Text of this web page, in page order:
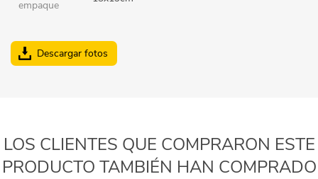
empaque
Descargar fotos
LOS CLIENTES QUE COMPRARON ESTE
PRODUCTO TAMBIÉN HAN COMPRADO